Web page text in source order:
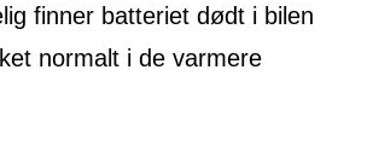
finner batteriet dødt i bilen
normalt i de varmere